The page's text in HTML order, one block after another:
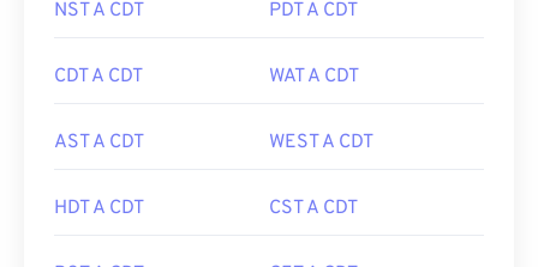
NST A CDT PDT A CDT
CDT A CDT WAT A CDT
AST A CDT WEST A CDT
HDT A CDT CST A CDT